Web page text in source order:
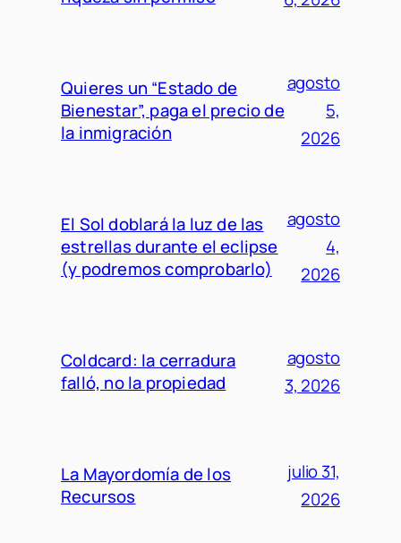
Quieres un “Estado de
Bienestar”, paga el precio de
la inmigración
agosto
5,
2026
El Sol doblará la luz de las
estrellas durante el eclipse
(y podremos comprobarlo)
agosto
4,
2026
Coldcard: la cerradura
falló, no la propiedad
agosto
3, 2026
La Mayordomía de los
Recursos
julio 31,
2026